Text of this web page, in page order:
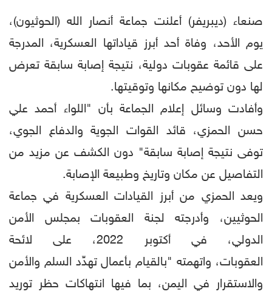
صنعاء (ديبريفر) أعلنت جماعة أنصار الله (الحوثيون)،
يوم الأحد، وفاة أحد أبرز قياداتها العسكرية، المدرجة
على قائمة عقوبات دولية، نتيجة إصابة سابقة تعرض
لها دون توضيح مكانها وتوقيتها.
وأفادت وسائل إعلام الجماعة بأن "اللواء أحمد علي
حسن الحمزي، قائد القوات الجوية والدفاع الجوي،
توفى نتيجة إصابة سابقة" دون الكشف عن مزيد من
التفاصيل عن مكان وتاريخ وطبيعة الإصابة.
ويعد الحمزي من أبرز القيادات العسكرية في جماعة
الحوثيين، وأدرجته لجنة العقوبات بمجلس الأمن
الدولي، في أكتوبر 2022، على لائحة
العقوبات، واتهمته "بالقيام بأعمال تهدِّد السلم والأمن
والاستقرار في اليمن، بما فيها انتهاكات حظر توريد